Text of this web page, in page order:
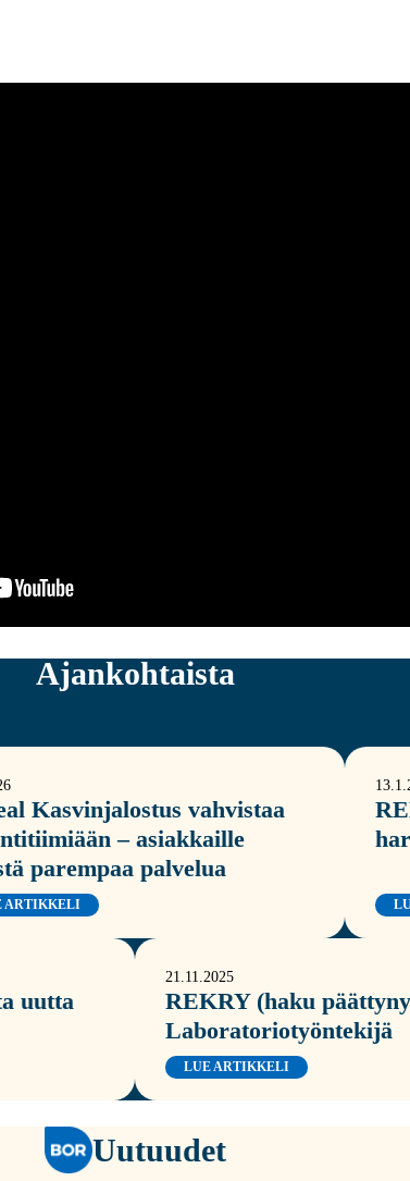
Ajankohtaista
Kasvinjalostus vahvistaa
– asiakkaille
parempaa palvelua
ARTIKKELI
uutta
21.11.2025
REKRY (haku
Laboratoriotyöntekijä
LUE ARTIKKELI
Uutuudet